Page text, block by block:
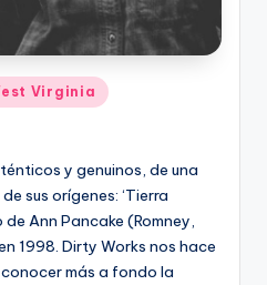
Virginia
y genuinos, de una
sus orígenes: ‘Tierra
de Ann Pancake (Romney,
1998. Dirty Works nos hace
más a fondo la